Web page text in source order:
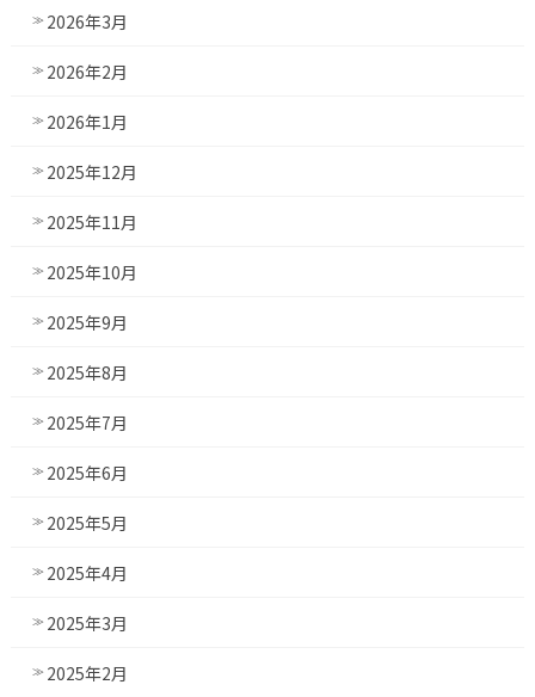
2026年3月
2026年2月
2026年1月
2025年12月
2025年11月
2025年10月
2025年9月
2025年8月
2025年7月
2025年6月
2025年5月
2025年4月
2025年3月
2025年2月